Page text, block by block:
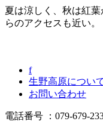
夏は涼しく、秋は紅
らのアクセスも近い。
f
生野高原につい
お問い合わせ
電話番号 ：079-679-